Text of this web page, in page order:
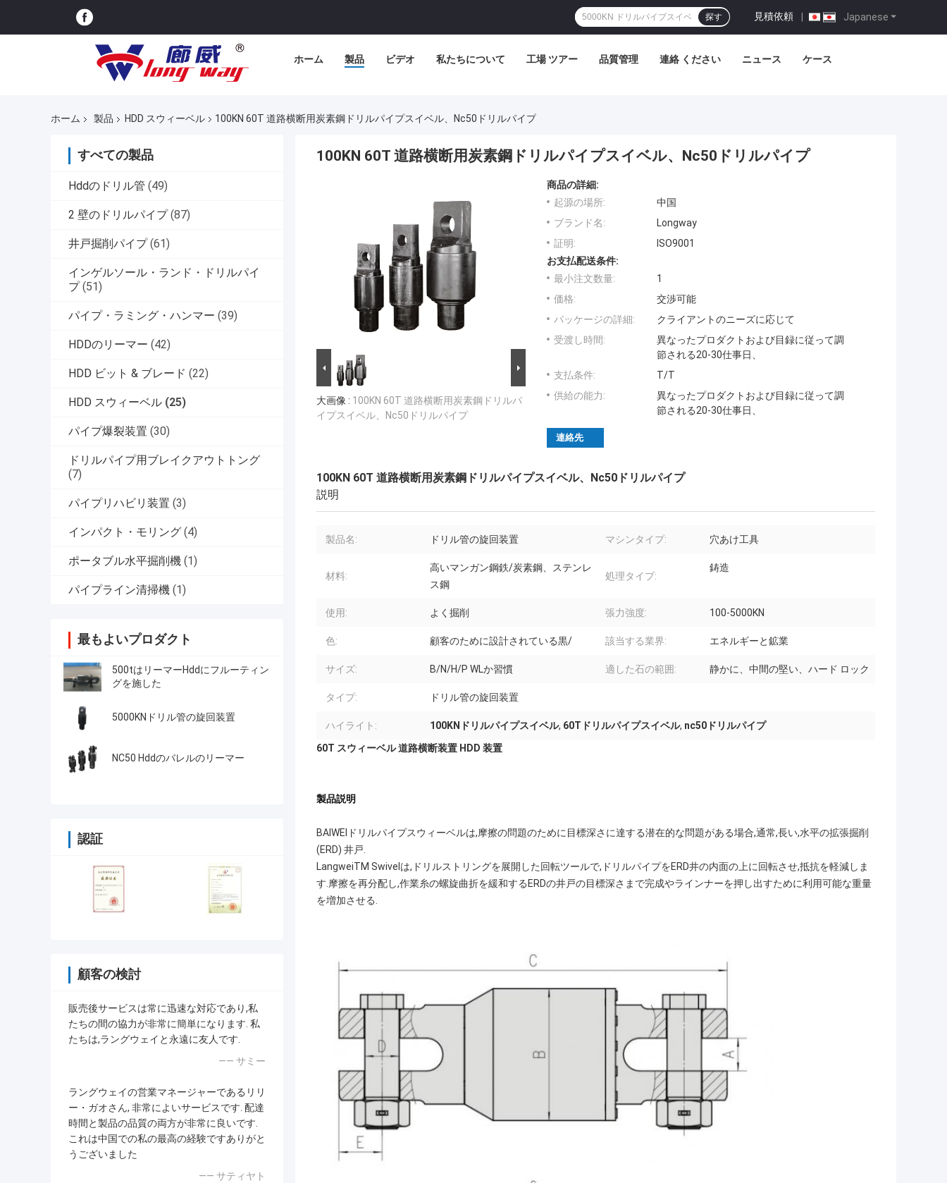
Japanese
見積依頼 |
探す
ホーム 製品 ビデオ 私たちについて 工場 ツアー 品質管理 連絡 ください ニュース ケース
ホーム 製品 HDD スウィーベル 100KN 60T 道路横断用炭素鋼ドリルパイプスイベル、Nc50ドリルパイプ
すべての製品
Hddのドリル管 (49)
2 壁のドリルパイプ (87)
井戸掘削パイプ (61)
インゲルソール・ランド・ドリルパイ
プ (51)
パイプ・ラミング・ハンマー (39)
HDDのリーマー (42)
HDD ビット & ブレード (22)
HDD スウィーベル (25)
パイプ爆裂装置 (30)
ドリルパイプ用ブレイクアウトトング
(7)
パイプリハビリ装置 (3)
インパクト・モリング (4)
ポータブル水平掘削機 (1)
パイプライン清掃機 (1)
最もよいプロダクト
500tはリーマーHddにフルーティン
グを施した
5000KNドリル管の旋回装置
NC50 Hddのバレルのリーマー
認証
顧客の検討
販売後サービスは常に迅速な対応であり,私
たちの間の協力が非常に簡単になります. 私
たちは,ラングウェイと永遠に友人です.
—— サミー
ラングウェイの営業マネージャーであるリリ
ー・ガオさん, 非常によいサービスです. 配達
時間と製品の品質の両方が非常に良いです.
これは中国での私の最高の経験ですありがと
うございました
—— サティヤト
100KN 60T 道路横断用炭素鋼ドリルパイプスイベル、Nc50ドリルパイプ
大画像 : 100KN 60T 道路横断用炭素鋼ドリルパ
イプスイベル、Nc50ドリルパイプ
商品の詳細:
起源の場所:
中国
ブランド名:
Longway
証明:
ISO9001
お支払配送条件:
最小注文数量:
1
価格:
交渉可能
パッケージの詳細:
クライアントのニーズに応じて
受渡し時間:
異なったプロダクトおよび目録に従って調
節される20-30仕事日、
支払条件:
T/T
供給の能力:
異なったプロダクトおよび目録に従って調
節される20-30仕事日、
連絡先
100KN 60T 道路横断用炭素鋼ドリルパイプスイベル、Nc50ドリルパイプ
説明
製品名: ドリル管の旋回装置 マシンタイプ: 穴あけ工具
材料:
高いマンガン鋼鉄/炭素鋼、ステンレ
ス鋼
処理タイプ:
鋳造
使用: よく掘削 張力強度: 100-5000KN
色: 顧客のために設計されている黒/ 該当する業界: エネルギーと鉱業
サイズ: B/N/H/P WLか習慣 適した石の範囲: 静かに、中間の堅い、ハード ロック
タイプ: ドリル管の旋回装置
ハイライト: 100KNドリルパイプスイベル, 60Tドリルパイプスイベル, nc50ドリルパイプ
60T スウィーベル 道路横断装置 HDD 装置
製品説明
BAIWEIドリルパイプスウィーベルは,摩擦の問題のために目標深さに達する潜在的な問題がある場合,通常,長い,水平の拡張掘削
(ERD) 井戸.
LangweiTM Swivelは,ドリルストリングを展開した回転ツールで,ドリルパイプをERD井の内面の上に回転させ,抵抗を軽減しま
す.摩擦を再分配し,作業糸の螺旋曲折を緩和するERDの井戸の目標深さまで完成やラインナーを押し出すために利用可能な重量
を増加させる.